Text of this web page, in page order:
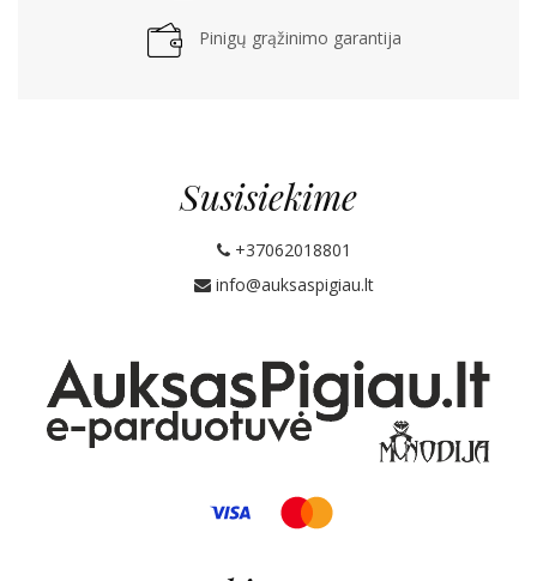
Pinigų grąžinimo garantija
Susisiekime
+37062018801
info@auksaspigiau.lt